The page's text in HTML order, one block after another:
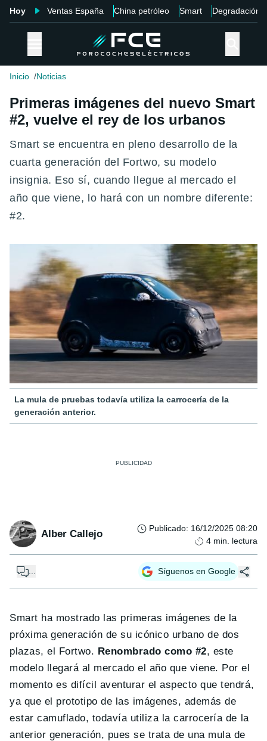
Hoy Ventas España China petróleo Smart Degradación
Inicio Noticias
Primeras imágenes del nuevo Smart
#2, vuelve el rey de los urbanos
Smart se encuentra en pleno desarrollo de la
cuarta generación del Fortwo, su modelo
insignia. Eso sí, cuando llegue al mercado el
año que viene, lo hará con un nombre diferente:
#2.
La mula de pruebas todavía utiliza la carrocería de la
generación anterior.
Alber Callejo Publicado: 16/12/2025 08:20
4 min. lectura
... Síguenos en Google
Smart ha mostrado las primeras imágenes de la
próxima generación de su icónico urbano de dos
plazas, el Fortwo. Renombrado como #2, este
modelo llegará al mercado el año que viene. Por el
momento es difícil aventurar el aspecto que tendrá,
ya que el prototipo de las imágenes, además de
estar camuflado, todavía utiliza la carrocería de la
anterior generación, pues se trata de una mula de